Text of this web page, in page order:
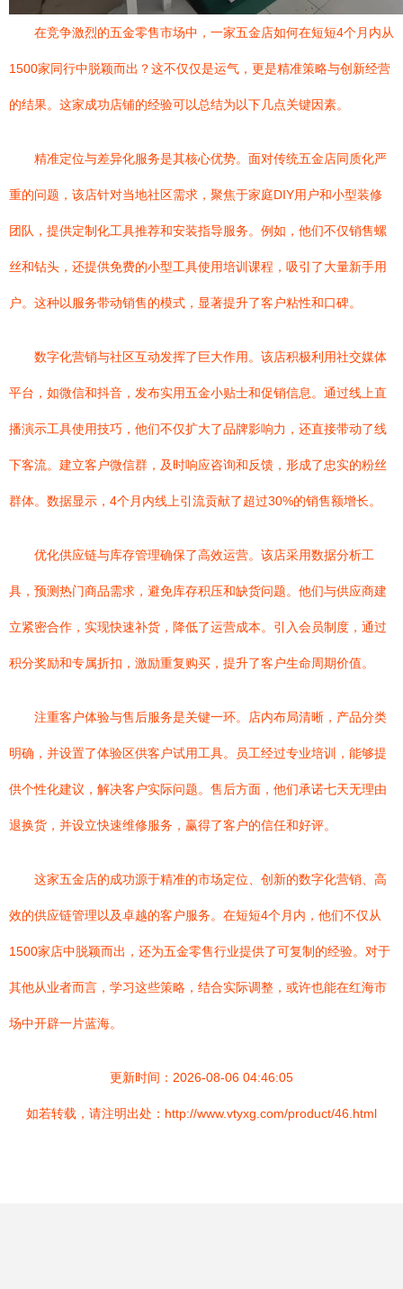
在竞争激烈的五金零售市场中，一家五金店如何在短短4个月内从
1500家同行中脱颖而出？这不仅仅是运气，更是精准策略与创新经营
的结果。这家成功店铺的经验可以总结为以下几点关键因素。
精准定位与差异化服务是其核心优势。面对传统五金店同质化严
重的问题，该店针对当地社区需求，聚焦于家庭DIY用户和小型装修
团队，提供定制化工具推荐和安装指导服务。例如，他们不仅销售螺
丝和钻头，还提供免费的小型工具使用培训课程，吸引了大量新手用
户。这种以服务带动销售的模式，显著提升了客户粘性和口碑。
数字化营销与社区互动发挥了巨大作用。该店积极利用社交媒体
平台，如微信和抖音，发布实用五金小贴士和促销信息。通过线上直
播演示工具使用技巧，他们不仅扩大了品牌影响力，还直接带动了线
下客流。建立客户微信群，及时响应咨询和反馈，形成了忠实的粉丝
群体。数据显示，4个月内线上引流贡献了超过30%的销售额增长。
优化供应链与库存管理确保了高效运营。该店采用数据分析工
具，预测热门商品需求，避免库存积压和缺货问题。他们与供应商建
立紧密合作，实现快速补货，降低了运营成本。引入会员制度，通过
积分奖励和专属折扣，激励重复购买，提升了客户生命周期价值。
注重客户体验与售后服务是关键一环。店内布局清晰，产品分类
明确，并设置了体验区供客户试用工具。员工经过专业培训，能够提
供个性化建议，解决客户实际问题。售后方面，他们承诺七天无理由
退换货，并设立快速维修服务，赢得了客户的信任和好评。
这家五金店的成功源于精准的市场定位、创新的数字化营销、高
效的供应链管理以及卓越的客户服务。在短短4个月内，他们不仅从
1500家店中脱颖而出，还为五金零售行业提供了可复制的经验。对于
其他从业者而言，学习这些策略，结合实际调整，或许也能在红海市
场中开辟一片蓝海。
更新时间：2026-08-06 04:46:05
如若转载，请注明出处：http://www.vtyxg.com/product/46.html